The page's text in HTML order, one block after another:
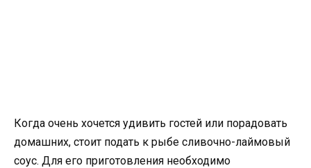
Когда очень хочется удивить гостей или порадовать
домашних, стоит подать к рыбе сливочно-лаймовый
соус. Для его приготовления необходимо